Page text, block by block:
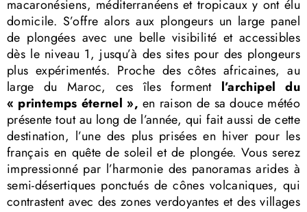
macaronésiens, méditerranéens et tropicaux y ont élu
domicile. S’offre alors aux plongeurs un large panel
de plongées avec une belle visibilité et accessibles
dès le niveau 1, jusqu’à des sites pour des plongeurs
plus expérimentés. Proche des côtes africaines, au
large du Maroc, ces îles forment l’archipel du
« printemps éternel », en raison de sa douce météo
présente tout au long de l’année, qui fait aussi de cette
destination, l’une des plus prisées en hiver pour les
français en quête de soleil et de plongée. Vous serez
impressionné par l’harmonie des panoramas arides à
semi-désertiques ponctués de cônes volcaniques, qui
contrastent avec des zones verdoyantes et des villages